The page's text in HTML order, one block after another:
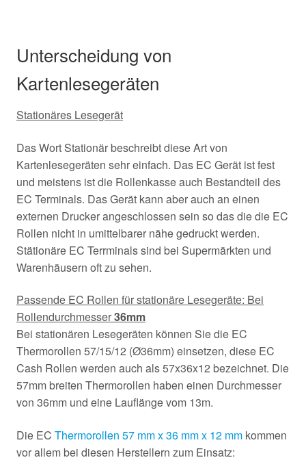
Unterscheidung von
Kartenlesegeräten
Stationäres Lesegerät
Das Wort Stationär beschreibt diese Art von
Kartenlesegeräten sehr einfach. Das EC Gerät ist fest
und meistens ist die Rollenkasse auch Bestandteil des
EC Terminals. Das Gerät kann aber auch an einen
externen Drucker angeschlossen sein so das die die EC
Rollen nicht in umittelbarer nähe gedruckt werden.
Stätionäre EC Terrminals sind bei Supermärkten und
Warenhäusern oft zu sehen.
Passende EC Rollen für stationäre Lesegeräte: Bei
Rollendurchmesser36mm
Bei stationären Lesegeräten können Sie die EC
Thermorollen 57/15/12 (Ø36mm) einsetzen, diese EC
Cash Rollen werden auch als 57x36x12 bezeichnet. Die
57mm breiten Thermorollen haben einen Durchmesser
von 36mm und eine Lauflänge vom 13m.
Die EC Thermorollen 57 mm x 36 mm x 12 mm kommen
vor allem bei diesen Herstellern zum Einsatz: